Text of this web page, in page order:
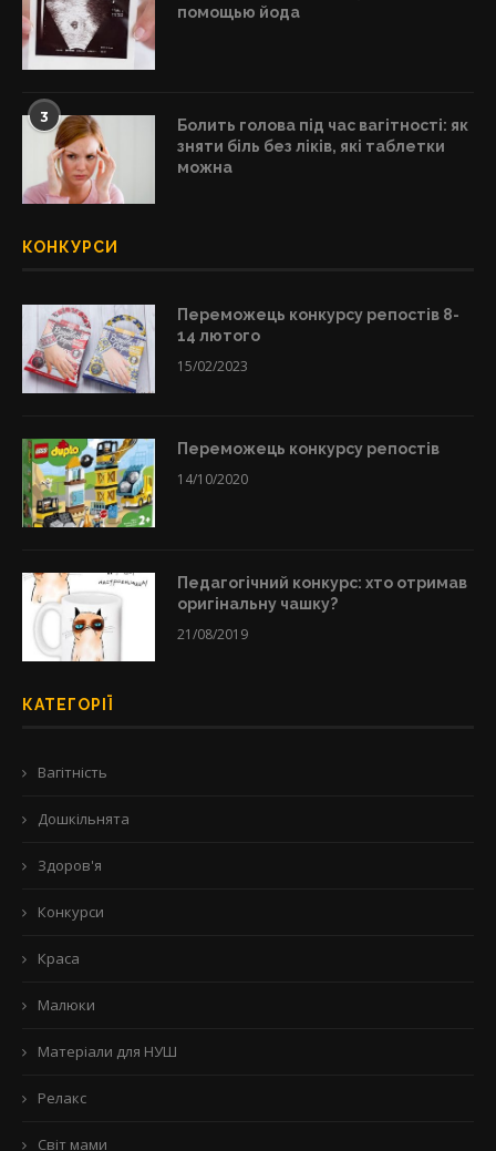
помощью йода
3
Болить голова під час вагітності: як
зняти біль без ліків, які таблетки
можна
КОНКУРСИ
Переможець конкурсу репостів 8-
14 лютого
15/02/2023
Переможець конкурсу репостів
14/10/2020
Педагогічний конкурс: хто отримав
оригінальну чашку?
21/08/2019
КАТЕГОРІЇ
Вагітність
Дошкільнята
Здоров'я
Конкурси
Краса
Малюки
Матеріали для НУШ
Релакс
Світ мами